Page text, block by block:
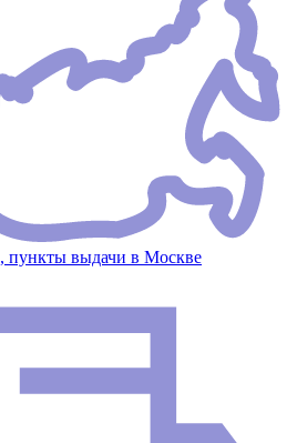
пункты выдачи в Москве